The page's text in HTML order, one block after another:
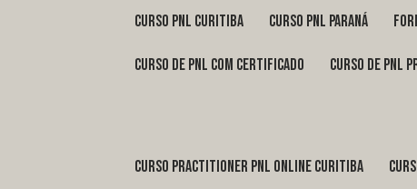
curso pnl Curitiba curso pnl Paraná
curso de pnl com certificado curso de pnl
curso practitioner pnl online Curitiba